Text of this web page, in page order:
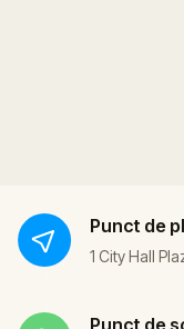
Punct de
1 City Hall
Punct de